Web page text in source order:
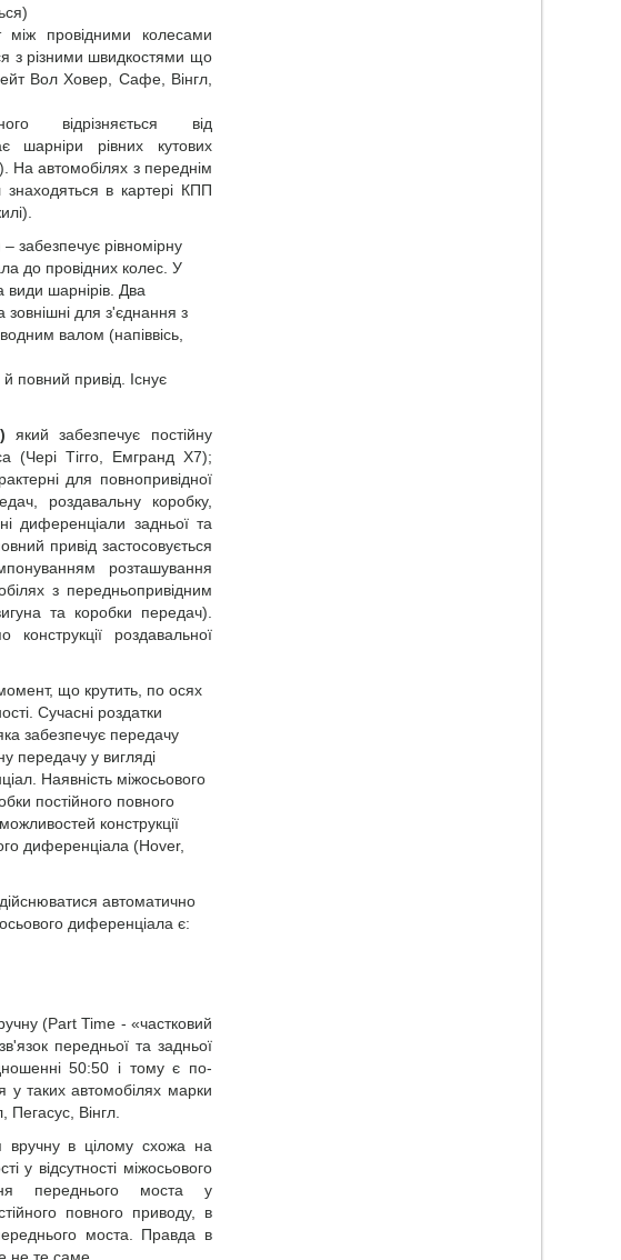
провідними колесами
з різними швидкостями що
Вол Ховер, Сафе, Вінгл,
відрізняється від
шарніри рівних кутових
На автомобілях з переднім
в картері КПП
– забезпечує рівномірну
до провідних колес. У
види шарнірів. Два
для з'єднання з
валом (напіввісь,
повний привід. Існує
який забезпечує постійну
(Чері Тігго, Емгранд Х7);
для повнопривідної
роздавальну коробку,
диференціали задньої та
привід застосовується
розташування
з передньопривідним
та коробки передач).
роздавальної
що крутить, по осях
Сучасні роздатки
забезпечує передачу
передачу у вигляді
Наявність міжосьового
постійного повного
конструкції
диференціала (Hover,
автоматично
диференціала є:
(Part Time - «частковий
передньої та задньої
50:50 і тому є по-
у таких автомобілях марки
Вінгл.
вручну в цілому схожа на
у відсутності міжосьового
переднього моста у
повного приводу, в
моста. Правда в
не те саме.